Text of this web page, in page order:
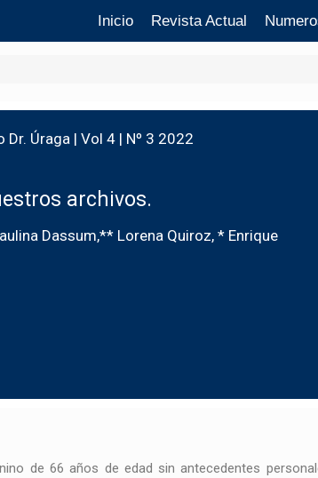
Inicio Revista Actual
Úraga | Vol 4 | Nº 3 2022
archivos.
Dassum,** Lorena Quiroz, * Enrique
de 66 años de edad sin antecedentes